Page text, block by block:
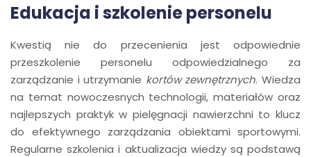
Edukacja i szkolenie personelu
Kwestią nie do przecenienia jest odpowiednie
przeszkolenie personelu odpowiedzialnego za
zarządzanie i utrzymanie kortów zewnętrznych. Wiedza
na temat nowoczesnych technologii, materiałów oraz
najlepszych praktyk w pielęgnacji nawierzchni to klucz
do efektywnego zarządzania obiektami sportowymi.
Regularne szkolenia i aktualizacja wiedzy są podstawą